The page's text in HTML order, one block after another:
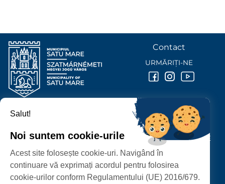
PROTECȚIA DATELOR PERSONALE
PRIMĂRIA MUNICIPIULUI
P-ȚA 25 OCTOMBRIE, NR. 1 CORP M, 440026 SATU MARE
Contact
URMĂRIȚI-NE
Salut!
Noi suntem cookie-urile
Acest site folosește cookie-uri. Navigând în
continuare vă exprimați acordul pentru folosirea
cookie-urilor conform Regulamentului (UE) 2016/679.